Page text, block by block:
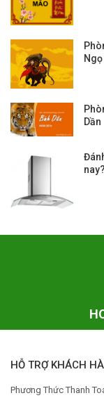
Ngọ
Dần
nay?
HỖ TRỢ KHÁCH
Phương Thức Thanh